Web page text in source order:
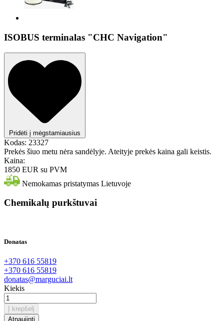
ISOBUS terminalas "CHC Navigation"
Pridėti į mėgstamiausius
Kodas: 23327
Prekės šiuo metu nėra sandėlyje. Ateityje prekės kaina gali keistis.
Kaina:
1850 EUR su PVM
Nemokamas pristatymas Lietuvoje
Chemikalų purkštuvai
Donatas
+370 616 55819
+370 616 55819
donatas@marguciai.lt
Kiekis
Į krepšelį